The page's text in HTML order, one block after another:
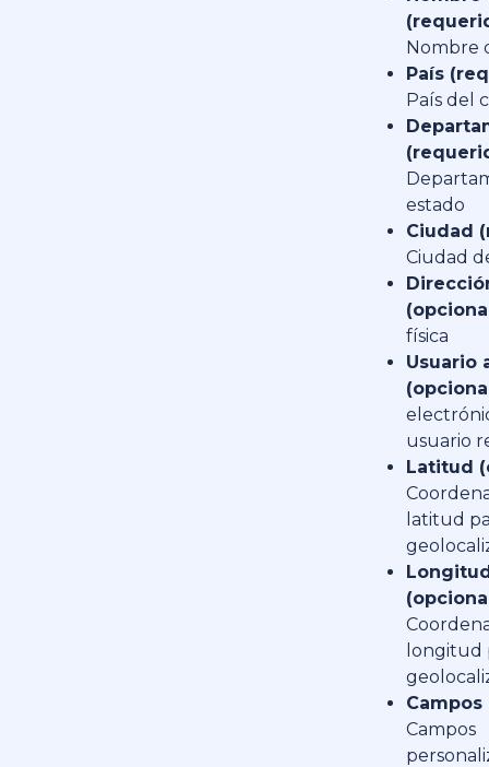
Nombre
País
País del
estado
Ciudad
Ciudad
física
Usuario
usuario
Latitud
latitud
longitud
Campos